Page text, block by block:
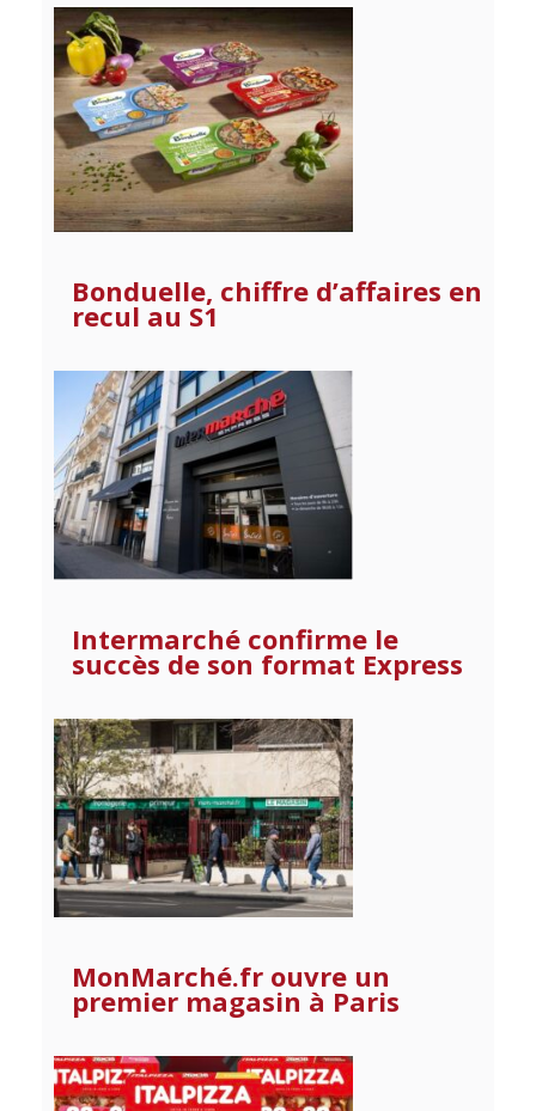
Bonduelle, chiffre d’affaires en
recul au S1
Intermarché confirme le
succès de son format Express
MonMarché.fr ouvre un
premier magasin à Paris